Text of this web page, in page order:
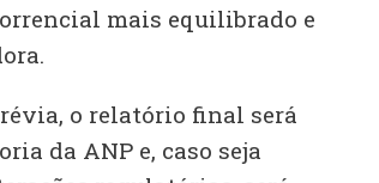
mais equilibrado e
o relatório final será
da ANP e, caso seja